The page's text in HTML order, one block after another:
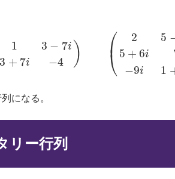
1
3 + 7i
3 − 7i
−4 ) ⎛
⎝
⎜
2
5 + 6i
−9i
5
1
−4 6i 9i5 +6 i71
になる。
リー行列